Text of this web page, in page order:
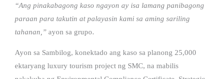
“Ang pinakabagong kaso ngayon ay isa lamang panibagong
paraan para takutin at palayasin kami sa aming sariling
tahanan,” ayon sa grupo.
Ayon sa Sambilog, konektado ang kaso sa planong 25,000
ektaryang luxury tourism project ng SMC, na mabilis